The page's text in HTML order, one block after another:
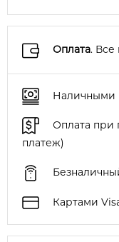
Оплата. Все
Наличными
Оплата при
платеж)
Картами